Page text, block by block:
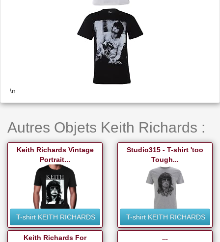
\n
Autres Objets Keith Richards :
Keith Richards Vintage
Portrait...
T-shirt KEITH RICHARDS
Studio315 - T-shirt 'too
Tough...
T-shirt KEITH RICHARDS
Keith Richards For
...